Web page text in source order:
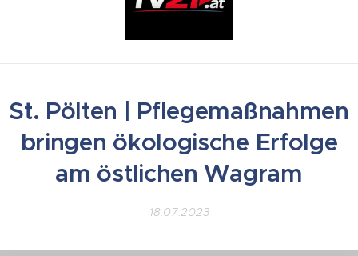
St. Pölten | Pflegemaßnahmen
bringen ökologische Erfolge
am östlichen Wagram
18.07.2023